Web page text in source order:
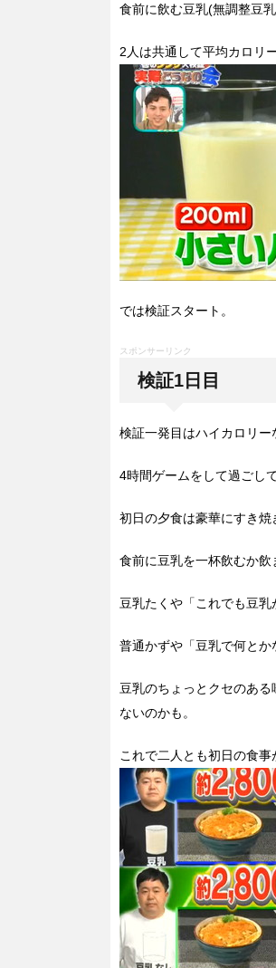
食前に飲む豆乳(無調整豆
2人は共通して平均カロリ
では検証スタート。
スポンサーリンク
検証1日目
検証一発目はハイカロリー
4時間ゲームをして過ごし
初日の夕食は豪華にすき焼
食前に豆乳を一杯飲むか飲
豆乳たくや「これでも豆乳
普通かずや「豆乳で何とか
豆乳のちょっとクセのあ
ないのかも。
これで二人とも初日の食事